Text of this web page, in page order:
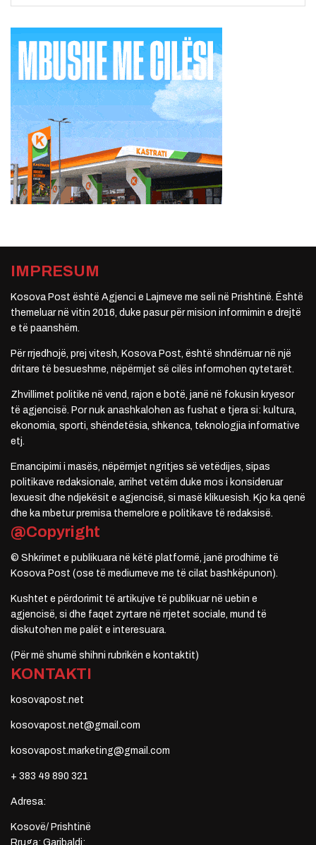
IMPRESUM
Kosova Post është Agjenci e Lajmeve me seli në Prishtinë. Është
themeluar në vitin 2016, duke pasur për mision informimin e drejtë
e të paanshëm.
Për rrjedhojë, prej vitesh, Kosova Post, është shndërruar në një
dritare të besueshme, nëpërmjet së cilës informohen qytetarët.
Zhvillimet politike në vend, rajon e botë, janë në fokusin kryesor
të agjencisë. Por nuk anashkalohen as fushat e tjera si: kultura,
ekonomia, sporti, shëndetësia, shkenca, teknologjia informative
etj.
Emancipimi i masës, nëpërmjet ngritjes së vetëdijes, sipas
politikave redaksionale, arrihet vetëm duke mos i konsideruar
lexuesit dhe ndjekësit e agjencisë, si masë klikuesish. Kjo ka qenë
dhe ka mbetur premisa themelore e politikave të redaksisë.
@Copyright
© Shkrimet e publikuara në këtë platformë, janë prodhime të
Kosova Post (ose të mediumeve me të cilat bashkëpunon).
Kushtet e përdorimit të artikujve të publikuar në uebin e
agjencisë, si dhe faqet zyrtare në rrjetet sociale, mund të
diskutohen me palët e interesuara.
(Për më shumë shihni rubrikën e kontaktit)
KONTAKTI
kosovapost.net
kosovapost.net@gmail.com
kosovapost.marketing@gmail.com
+ 383 49 890 321
Adresa:
Kosovë/ Prishtinë
Rruga: Garibaldi;